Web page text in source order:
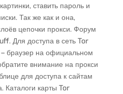
ставить пароль и
Так же как и она,
цепочки прокси. Форум
Для доступа в сеть Tor
браузер на официальном
внимание на прокси
для доступа к сайтам
Каталоги карты Tor